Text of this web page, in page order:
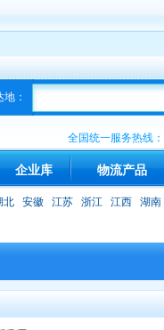
地：
全国统一服务热线：
企业库 物流产品
北 安徽 江苏 浙江 江西 湖南